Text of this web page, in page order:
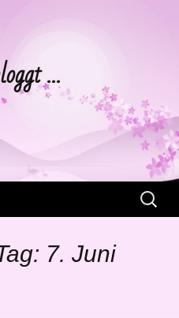
…
Suchen
nach:
7. Juni